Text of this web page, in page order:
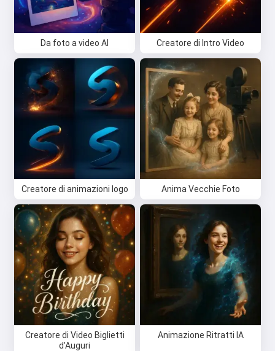
Da foto a video AI Creatore di Intro Video
Creatore di animazioni logo Anima Vecchie Foto
Creatore di Video Biglietti
d'Auguri
Animazione Ritratti IA